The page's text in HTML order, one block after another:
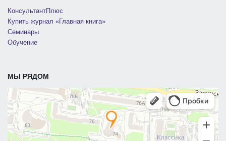
КонсультантПлюс
Купить журнал «Главная книга»
Семинары
Обучение
МЫ РЯДОМ